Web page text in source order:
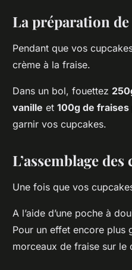
La préparation
Pendant que vos
crème à la fraise.
Dans un bol, fouettez
vanille et 100g de fraises
garnir vos cupcakes.
L’assemblage des
Une fois que vos
A l’aide d’une poche à
Pour un effet encore plus
morceaux de fraise sur le